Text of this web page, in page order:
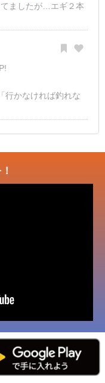
ましたが…エギ２本
行かなければ釣れな